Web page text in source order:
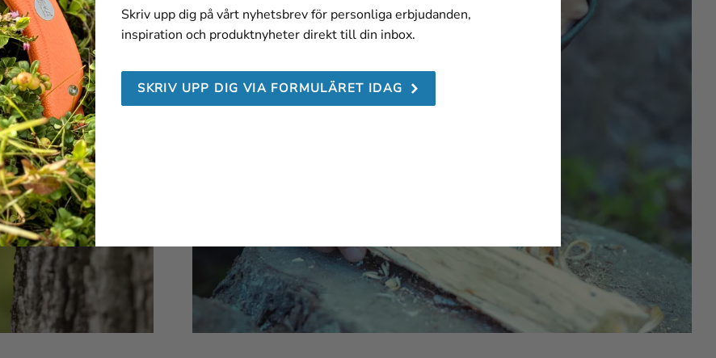
Skriv upp dig på vårt nyhetsbrev för personliga erbjudanden,
inspiration och produktnyheter direkt till din inbox.
SKRIV UPP DIG VIA FORMULÄRET IDAG